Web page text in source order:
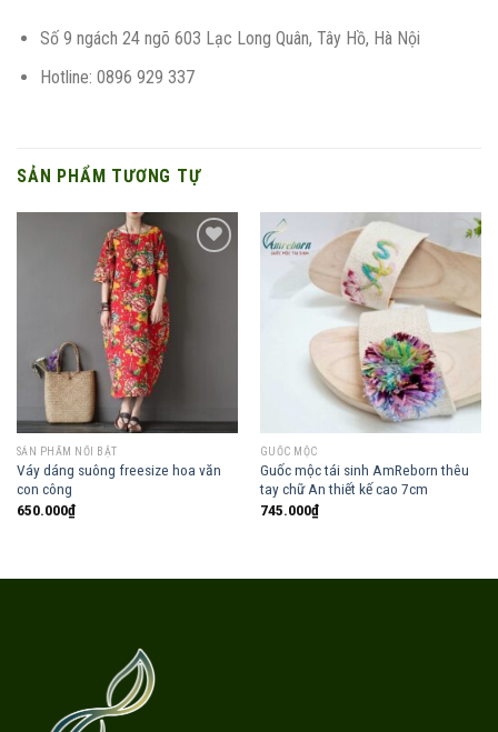
Số 9 ngách 24 ngõ 603 Lạc Long Quân, Tây Hồ, Hà Nội
Hotline: 0896 929 337
SẢN PHẨM TƯƠNG TỰ
SẢN PHẨM NỔI BẬT
Váy dáng suông freesize hoa văn
con công
650.000₫
Add to
wishlist
GUỐC MỘC
Guốc mộc tái sinh AmReborn thêu
tay chữ An thiết kế cao 7cm
745.000₫